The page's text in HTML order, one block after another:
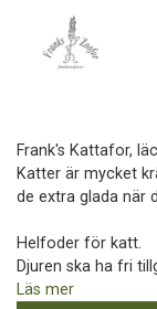
Frank's Kattafor,
Katter är mycket
de extra glada när
Helfoder för katt.
Djuren ska ha fri
Läs mer